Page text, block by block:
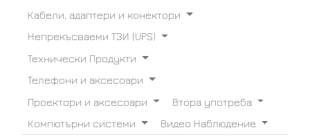
Кабели, адаптери и конектори
Непрекъсваеми ТЗИ (UPS)
Технически Продукти
Телефони и аксесоари
Проектори и аксесоари
Втора употреба
Компютърни системи
Видео Наблюдение